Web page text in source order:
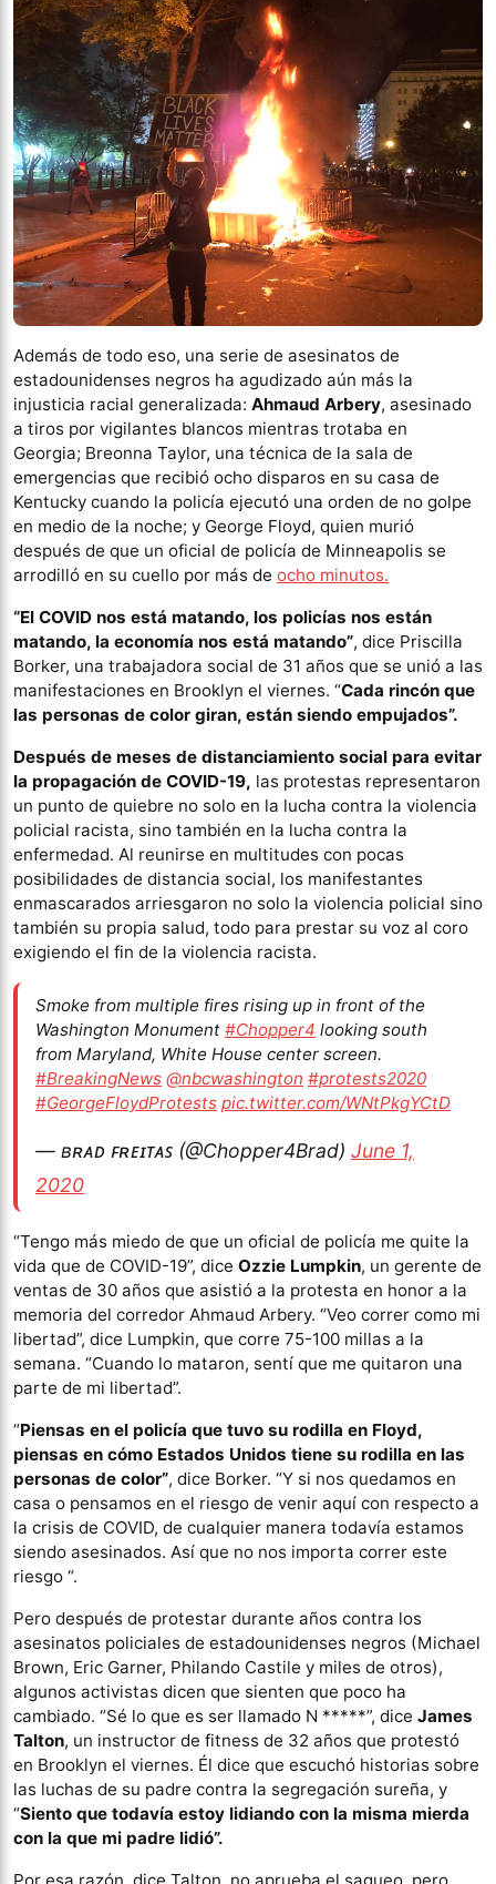
Además de todo eso, una serie de asesinatos de
estadounidenses negros ha agudizado aún más la
injusticia racial generalizada: Ahmaud Arbery, asesinado
a tiros por vigilantes blancos mientras trotaba en
Georgia; Breonna Taylor, una técnica de la sala de
emergencias que recibió ocho disparos en su casa de
Kentucky cuando la policía ejecutó una orden de no golpe
en medio de la noche; y George Floyd, quien murió
después de que un oficial de policía de Minneapolis se
arrodilló en su cuello por más de ocho minutos.
“El COVID nos está matando, los policías nos están
matando, la economía nos está matando”, dice Priscilla
Borker, una trabajadora social de 31 años que se unió a las
manifestaciones en Brooklyn el viernes. “Cada rincón que
las personas de color giran, están siendo empujados”.
Después de meses de distanciamiento social para evitar
la propagación de COVID-19, las protestas representaron
un punto de quiebre no solo en la lucha contra la violencia
policial racista, sino también en la lucha contra la
enfermedad. Al reunirse en multitudes con pocas
posibilidades de distancia social, los manifestantes
enmascarados arriesgaron no solo la violencia policial sino
también su propia salud, todo para prestar su voz al coro
exigiendo el fin de la violencia racista.
Smoke from multiple fires rising up in front of the
Washington Monument #Chopper4 looking south
from Maryland, White House center screen.
#BreakingNews @nbcwashington #protests2020
#GeorgeFloydProtests pic.twitter.com/WNtPkgYCtD
— ʙʀᴀᴅ ꜰʀᴇɪᴛᴀꜱ (@Chopper4Brad) June 1,
2020
“Tengo más miedo de que un oficial de policía me quite la
vida que de COVID-19”, dice Ozzie Lumpkin, un gerente de
ventas de 30 años que asistió a la protesta en honor a la
memoria del corredor Ahmaud Arbery. “Veo correr como mi
libertad”, dice Lumpkin, que corre 75-100 millas a la
semana. “Cuando lo mataron, sentí que me quitaron una
parte de mi libertad”.
“Piensas en el policía que tuvo su rodilla en Floyd,
piensas en cómo Estados Unidos tiene su rodilla en las
personas de color”, dice Borker. “Y si nos quedamos en
casa o pensamos en el riesgo de venir aquí con respecto a
la crisis de COVID, de cualquier manera todavía estamos
siendo asesinados. Así que no nos importa correr este
riesgo “.
Pero después de protestar durante años contra los
asesinatos policiales de estadounidenses negros (Michael
Brown, Eric Garner, Philando Castile y miles de otros),
algunos activistas dicen que sienten que poco ha
cambiado. “Sé lo que es ser llamado N *****”, dice James
Talton, un instructor de fitness de 32 años que protestó
en Brooklyn el viernes. Él dice que escuchó historias sobre
las luchas de su padre contra la segregación sureña, y
“Siento que todavía estoy lidiando con la misma mierda
con la que mi padre lidió”.